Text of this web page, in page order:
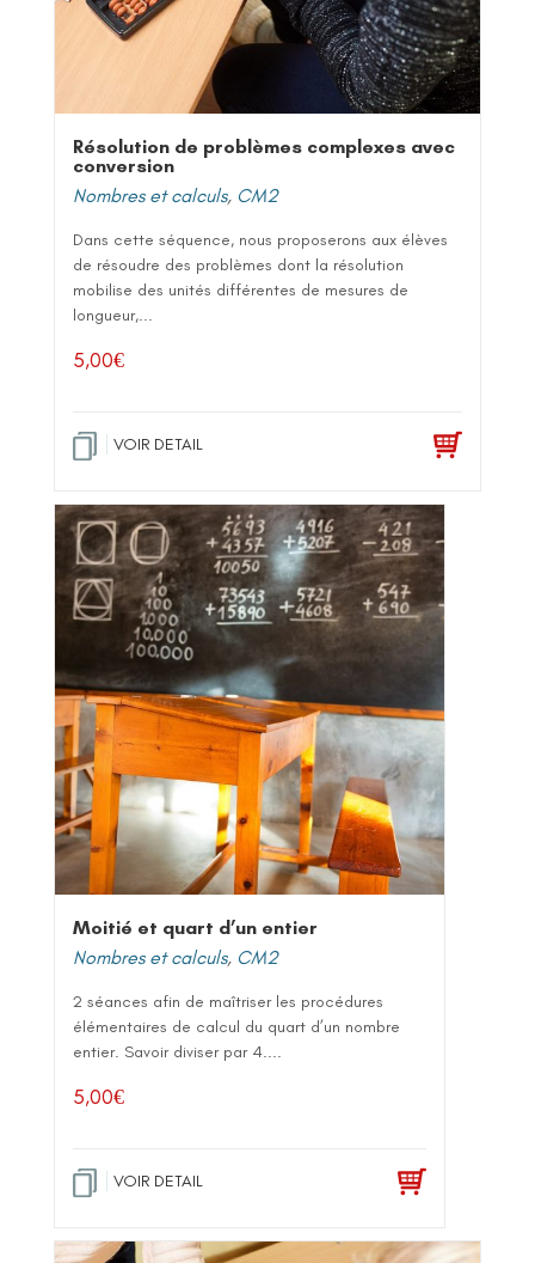
Résolution de problèmes complexes avec
conversion
Nombres et calculs, CM2
Dans cette séquence, nous proposerons aux élèves
de résoudre des problèmes dont la résolution
mobilise des unités différentes de mesures de
longueur,...
5,00€
VOIR DETAIL
Moitié et quart d’un entier
Nombres et calculs, CM2
2 séances afin de maîtriser les procédures
élémentaires de calcul du quart d’un nombre
entier. Savoir diviser par 4....
5,00€
VOIR DETAIL